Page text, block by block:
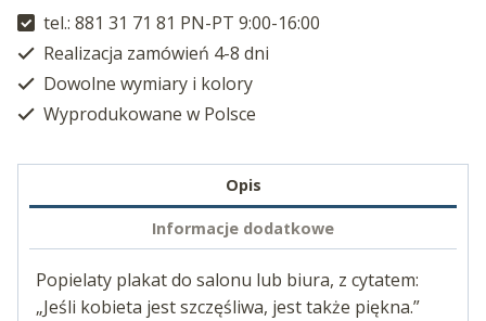
tel.: 881 31 71 81 PN-PT 9:00-16:00
Realizacja zamówień 4-8 dni
Dowolne wymiary i kolory
Wyprodukowane w Polsce
Opis
Informacje dodatkowe
Popielaty plakat do salonu lub biura, z cytatem:
„Jeśli kobieta jest szczęśliwa, jest także piękna.”